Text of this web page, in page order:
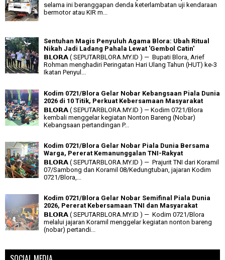
selama ini beranggapan denda keterlambatan uji kendaraan
bermotor atau KIR m...
Sentuhan Magis Penyuluh Agama Blora: Ubah Ritual
Nikah Jadi Ladang Pahala Lewat 'Gembol Catin'
𝗕𝗟𝗢𝗥𝗔 ( SEPUTARBLORA.MY.ID ) — Bupati Blora, Arief
Rohman menghadiri Peringatan Hari Ulang Tahun (HUT) ke-3
Ikatan Penyul...
Kodim 0721/Blora Gelar Nobar Kebangsaan Piala Dunia
2026 di 10 Titik, Perkuat Kebersamaan Masyarakat
𝗕𝗟𝗢𝗥𝗔 ( SEPUTARBLORA.MY.ID ) — Kodim 0721/Blora
kembali menggelar kegiatan Nonton Bareng (Nobar)
Kebangsaan pertandingan P...
Kodim 0721/Blora Gelar Nobar Piala Dunia Bersama
Warga, Pererat Kemanunggalan TNI-Rakyat
𝗕𝗟𝗢𝗥𝗔 ( SEPUTARBLORA.MY.ID ) — Prajurit TNI dari Koramil
07/Sambong dan Koramil 08/Kedungtuban, jajaran Kodim
0721/Blora,...
Kodim 0721/Blora Gelar Nobar Semifinal Piala Dunia
2026, Pererat Kebersamaan TNI dan Masyarakat
𝗕𝗟𝗢𝗥𝗔 ( SEPUTARBLORA.MY.ID ) — Kodim 0721/Blora
melalui jajaran Koramil menggelar kegiatan nonton bareng
(nobar) pertandi...